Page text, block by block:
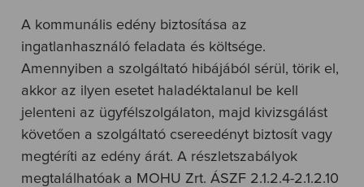
A kommunális edény biztosítása az
ingatlanhasználó feladata és költsége.
Amennyiben a szolgáltató hibájából sérül, törik el,
akkor az ilyen esetet haladéktalanul be kell
jelenteni az ügyfélszolgálaton, majd kivizsgálást
követően a szolgáltató csereedényt biztosít vagy
megtéríti az edény árát. A részletszabályok
megtalálhatóak a MOHU Zrt. ÁSZF 2.1.2.4-2.1.2.10